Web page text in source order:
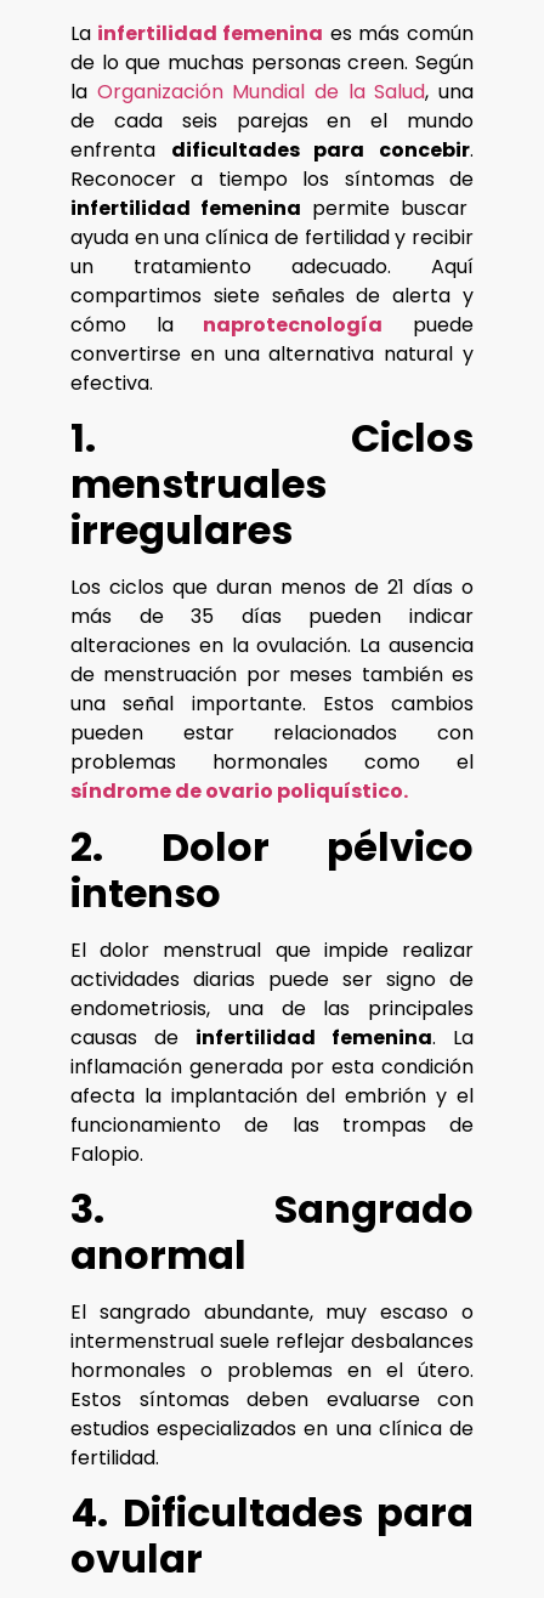
La infertilidad femenina es más común
de lo que muchas personas creen. Según
la Organización Mundial de la Salud, una
de cada seis parejas en el mundo
enfrenta dificultades para concebir.
Reconocer a tiempo los síntomas de
infertilidad femenina permite buscar
ayuda en una clínica de fertilidad y recibir
un tratamiento adecuado. Aquí
compartimos siete señales de alerta y
cómo la naprotecnología puede
convertirse en una alternativa natural y
efectiva.
1. Ciclos
menstruales
irregulares
Los ciclos que duran menos de 21 días o
más de 35 días pueden indicar
alteraciones en la ovulación. La ausencia
de menstruación por meses también es
una señal importante. Estos cambios
pueden estar relacionados con
problemas hormonales como el
síndrome de ovario poliquístico.
2. Dolor pélvico
intenso
El dolor menstrual que impide realizar
actividades diarias puede ser signo de
endometriosis, una de las principales
causas de infertilidad femenina. La
inflamación generada por esta condición
afecta la implantación del embrión y el
funcionamiento de las trompas de
Falopio.
3. Sangrado
anormal
El sangrado abundante, muy escaso o
intermenstrual suele reflejar desbalances
hormonales o problemas en el útero.
Estos síntomas deben evaluarse con
estudios especializados en una clínica de
fertilidad.
4. Dificultades para
ovular